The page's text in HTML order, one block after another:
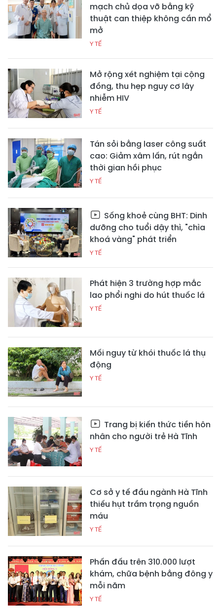
mạch chủ dọa vỡ bằng kỹ
thuật can thiệp không cần mổ
mở
Y TẾ
Mở rộng xét nghiệm tại cộng
đồng, thu hẹp nguy cơ lây
nhiễm HIV
Y TẾ
Tán sỏi bằng laser công suất
cao: Giảm xâm lấn, rút ngắn
thời gian hồi phục
Y TẾ
Sống khoẻ cùng BHT: Dinh
dưỡng cho tuổi dậy thì, "chìa
khoá vàng" phát triển
Y TẾ
Phát hiện 3 trường hợp mắc
lao phổi nghi do hút thuốc lá
Y TẾ
Mối nguy từ khói thuốc lá thụ
động
Y TẾ
Trang bị kiến thức tiền hôn
nhân cho người trẻ Hà Tĩnh
Y TẾ
Cơ sở y tế đầu ngành Hà Tĩnh
thiếu hụt trầm trọng nguồn
máu
Y TẾ
Phấn đấu trên 310.000 lượt
khám, chữa bệnh bằng đông y
mỗi năm
Y TẾ